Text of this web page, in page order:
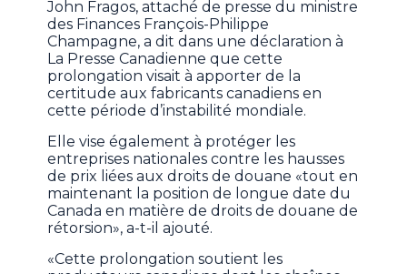
John Fragos, attaché de presse du ministre
des Finances François-Philippe
Champagne, a dit dans une déclaration à
La Presse Canadienne que cette
prolongation visait à apporter de la
certitude aux fabricants canadiens en
cette période d’instabilité mondiale.
Elle vise également à protéger les
entreprises nationales contre les hausses
de prix liées aux droits de douane «tout en
maintenant la position de longue date du
Canada en matière de droits de douane de
rétorsion», a-t-il ajouté.
«Cette prolongation soutient les